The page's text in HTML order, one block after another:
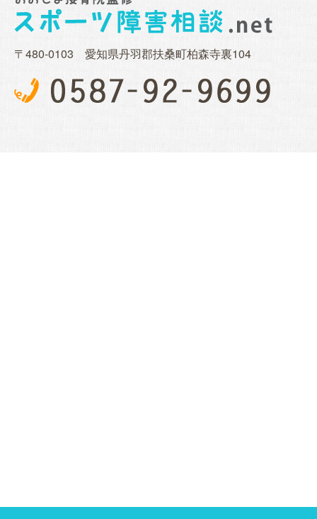
〒480-0103 愛知県丹羽郡扶桑町柏森寺裏104